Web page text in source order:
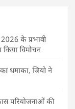
के प्रभावी
किया विमोचन
धमाका, जियो ने
परियोजनाओं की